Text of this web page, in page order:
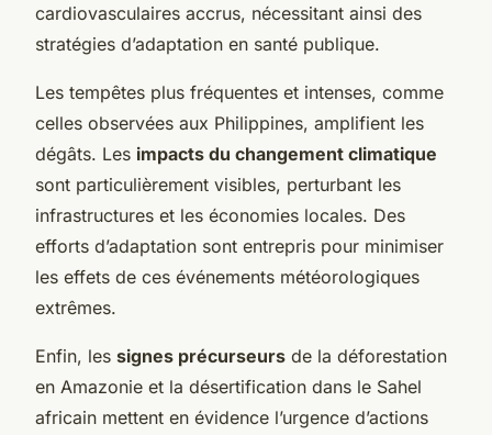
cardiovasculaires accrus, nécessitant ainsi des
stratégies d’adaptation en santé publique.
Les tempêtes plus fréquentes et intenses, comme
celles observées aux Philippines, amplifient les
dégâts. Les impacts du changement climatique
sont particulièrement visibles, perturbant les
infrastructures et les économies locales. Des
efforts d’adaptation sont entrepris pour minimiser
les effets de ces événements météorologiques
extrêmes.
Enfin, les signes précurseurs de la déforestation
en Amazonie et la désertification dans le Sahel
africain mettent en évidence l’urgence d’actions